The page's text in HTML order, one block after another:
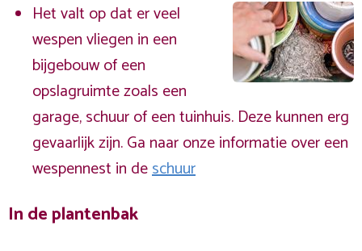
Het valt op dat er veel
wespen vliegen in een
bijgebouw of een
opslagruimte zoals een
garage, schuur of een tuinhuis. Deze kunnen erg
gevaarlijk zijn. Ga naar onze informatie over een
wespennest in deschuur
In de plantenbak